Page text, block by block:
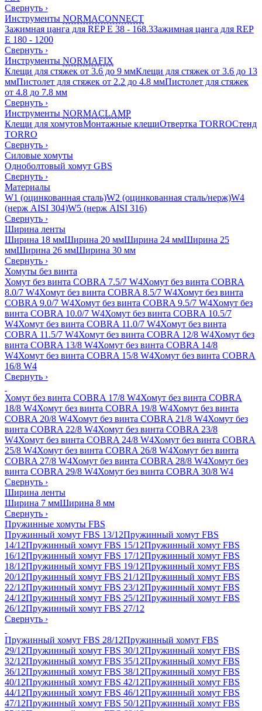
Свернуть ›
Инструменты NORMACONNECT
Зажимная цанга для REP E 38 - 168.3Зажимная цанга для REP
E 180 - 1200
Свернуть ›
Инструменты NORMAFIX
Клещи для стяжек от 3.6 до 9 ммКлещи для стяжек от 3.6 до 13
ммПистолет для стяжек от 2.2 до 4.8 ммПистолет для стяжек
от 4.8 до 7.8 мм
Свернуть ›
Инструменты NORMACLAMP
Клещи для хомутовМонтажные клещиОтвертка TORROСтенд
TORRO
Свернуть ›
Силовые хомуты
Одноболтовый хомут GBS
Свернуть ›
Материалы
W1 (оцинкованная сталь)W2 (оцинкованная сталь/нерж)W4
(нерж AISI 304)W5 (нерж AISI 316)
Свернуть ›
Ширина ленты
Ширина 18 ммШирина 20 ммШирина 24 ммШирина 25
ммШирина 26 ммШирина 30 мм
Свернуть ›
Хомуты без винта
Хомут без винта COBRA 7.5/7 W4Хомут без винта COBRA
8.0/7 W4Хомут без винта COBRA 8.5/7 W4Хомут без винта
COBRA 9.0/7 W4Хомут без винта COBRA 9.5/7 W4Хомут без
винта COBRA 10.0/7 W4Хомут без винта COBRA 10.5/7
W4Хомут без винта COBRA 11.0/7 W4Хомут без винта
COBRA 11.5/7 W4Хомут без винта COBRA 12/8 W4Хомут без
винта COBRA 13/8 W4Хомут без винта COBRA 14/8
W4Хомут без винта COBRA 15/8 W4Хомут без винта COBRA
16/8 W4
Свернуть ›
Хомут без винта COBRA 17/8 W4Хомут без винта COBRA
18/8 W4Хомут без винта COBRA 19/8 W4Хомут без винта
COBRA 20/8 W4Хомут без винта COBRA 21/8 W4Хомут без
винта COBRA 22/8 W4Хомут без винта COBRA 23/8
W4Хомут без винта COBRA 24/8 W4Хомут без винта COBRA
25/8 W4Хомут без винта COBRA 26/8 W4Хомут без винта
COBRA 27/8 W4Хомут без винта COBRA 28/8 W4Хомут без
винта COBRA 29/8 W4Хомут без винта COBRA 30/8 W4
Свернуть ›
Ширина ленты
Ширина 7 ммШирина 8 мм
Свернуть ›
Пружинные хомуты FBS
Пружинный хомут FBS 13/12Пружинный хомут FBS
14/12Пружинный хомут FBS 15/12Пружинный хомут FBS
16/12Пружинный хомут FBS 17/12Пружинный хомут FBS
18/12Пружинный хомут FBS 19/12Пружинный хомут FBS
20/12Пружинный хомут FBS 21/12Пружинный хомут FBS
22/12Пружинный хомут FBS 23/12Пружинный хомут FBS
24/12Пружинный хомут FBS 25/12Пружинный хомут FBS
26/12Пружинный хомут FBS 27/12
Свернуть ›
Пружинный хомут FBS 28/12Пружинный хомут FBS
29/12Пружинный хомут FBS 30/12Пружинный хомут FBS
32/12Пружинный хомут FBS 35/12Пружинный хомут FBS
36/12Пружинный хомут FBS 38/12Пружинный хомут FBS
40/12Пружинный хомут FBS 42/12Пружинный хомут FBS
44/12Пружинный хомут FBS 46/12Пружинный хомут FBS
47/12Пружинный хомут FBS 50/12Пружинный хомут FBS